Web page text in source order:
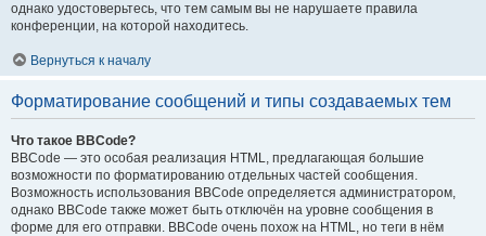
однако удостоверьтесь, что тем самым вы не нарушаете правила
конференции, на которой находитесь.
Вернуться к началу
Форматирование сообщений и типы создаваемых тем
Что такое BBCode?
BBCode — это особая реализация HTML, предлагающая большие
возможности по форматированию отдельных частей сообщения.
Возможность использования BBCode определяется администратором,
однако BBCode также может быть отключён на уровне сообщения в
форме для его отправки. BBCode очень похож на HTML, но теги в нём